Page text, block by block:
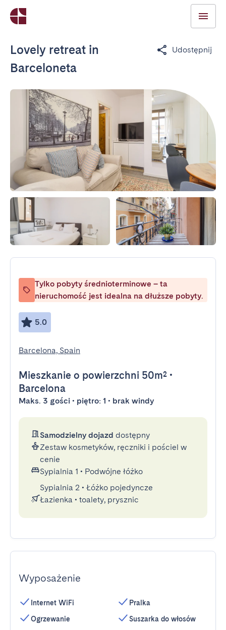
Lovely retreat in
Barceloneta
Udostępnij
Tylko pobyty średnioterminowe – ta
nieruchomość jest idealna na dłuższe pobyty.
5.0
Barcelona, Spain
Mieszkanie o powierzchni 50m² •
Barcelona
Maks. 3 gości • piętro: 1 • brak windy
Samodzielny dojazd dostępny
Zestaw kosmetyków, ręczniki i pościel w
cenie
Sypialnia 1 • Podwójne łóżko
Sypialnia 2 • Łóżko pojedyncze
Łazienka • toalety, prysznic
Wyposażenie
Internet WiFi
Ogrzewanie
Pralka
Suszarka do włosów